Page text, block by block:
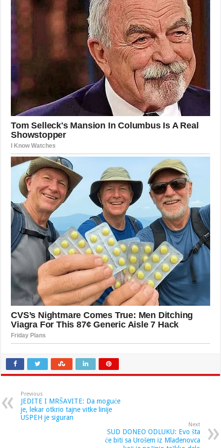
Previous
JEDITE I MRŠAVITE: Da moguće
je, lekar otkrio tajne vitke linije
USPEH je siguran
Next
SUD DONEO ODLUKU: Evo šta
će biti sa Urošem iz Mladenovca